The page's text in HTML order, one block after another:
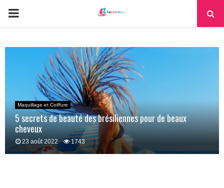
PRIMARY
Maquillage et Coiffure
5 secrets de beauté des brésiliennes pour de beaux
cheveux
23 août 2022 1743